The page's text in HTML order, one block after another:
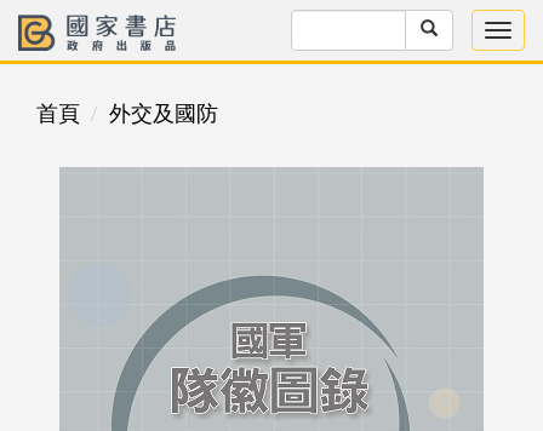
首頁 外交及國防